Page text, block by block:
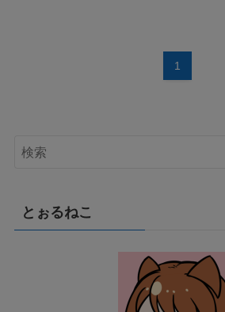
1
とぉるねこ